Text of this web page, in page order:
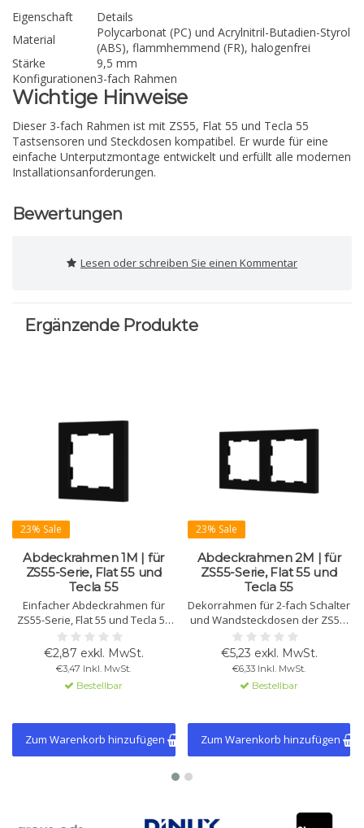
Eigenschaft
Details
Material
Polycarbonat (PC) und Acrylnitril-Butadien-Styrol
(ABS), flammhemmend (FR), halogenfrei
Stärke
9,5 mm
Konfigurationen3-fach Rahmen
Wichtige Hinweise
Dieser 3-fach Rahmen ist mit ZS55, Flat 55 und Tecla 55
Tastsensoren und Steckdosen kompatibel. Er wurde für eine
einfache Unterputzmontage entwickelt und erfüllt alle modernen
Installationsanforderungen.
Bewertungen
Lesen oder schreiben Sie einen Kommentar
Ergänzende Produkte
23% Sale
Abdeckrahmen 1M | für
ZS55-Serie, Flat 55 und
Tecla 55
Einfacher Abdeckrahmen für
ZS55-Serie, Flat 55 und Tecla 55
Tastsensoren und Steckdosen.
Erhältlich in verschiedenen
Farben mit einer Dicke von nur
€2,87 exkl. MwSt.
€3,47 Inkl. MwSt.
Bestellbar
Zum Warenkorb hinzufügen
23% Sale
Abdeckrahmen 2M | für
ZS55-Serie, Flat 55 und
Tecla 55
Dekorrahmen für 2-fach Schalter
und Wandsteckdosen der ZS55-
Serie. Erhältlich in
verschiedenen Farben. Dicke ab
Wand: 9,5 mm. Halogenfrei.
€5,23 exkl. MwSt.
€6,33 Inkl. MwSt.
Bestellbar
Zum Warenkorb hinzufügen